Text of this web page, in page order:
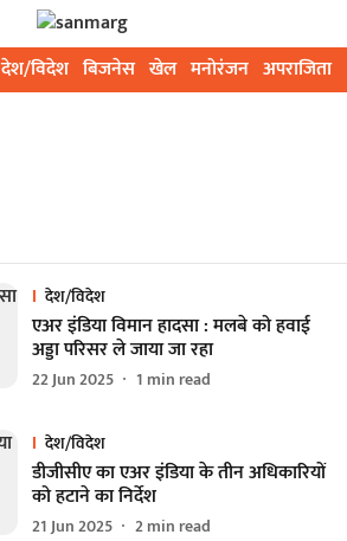
देश/विदेश बिजनेस खेल मनोरंजन अपराजिता
देश/विदेश
एअर इंडिया विमान हादसा : मलबे को हवाई
अड्डा परिसर ले जाया जा रहा
22 Jun 2025 1 min read
देश/विदेश
डीजीसीए का एअर इंडिया के तीन अधिकारियों
को हटाने का निर्देश
21 Jun 2025 2min read